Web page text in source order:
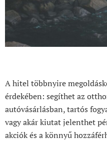
A hitel többnyire
érdekében: segíthet az
autóvásárlásban, tartós
vagy akár kiutat jelenthet
akciók és a könnyű